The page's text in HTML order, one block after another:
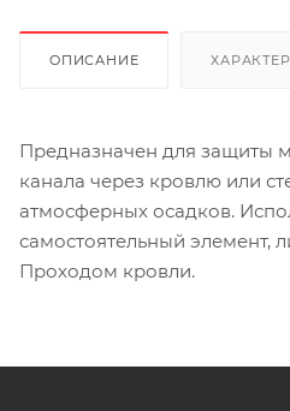
ОПИСАНИЕ
Предназначен для защиты
канала через кровлю или
атмосферных осадков.
самостоятельный элемент,
Проходом кровли.